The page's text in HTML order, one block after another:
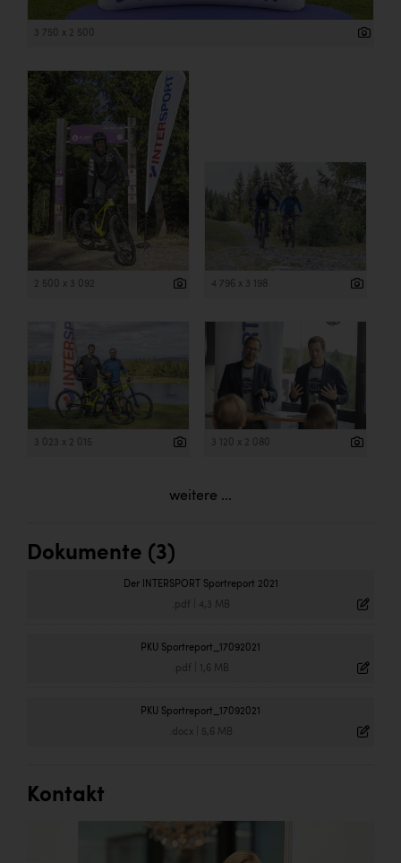
3 750 x 2 500
2 500 x 3 092 4 796 x 3 198
3 023 x 2 015 3 120 x 2 080
weitere ...
Dokumente (3)
Der INTERSPORT Sportreport 2021
.pdf 4,3 MB
PKU Sportreport_17092021
.pdf 1,6 MB
PKU Sportreport_17092021
.docx| 5,6 MB
Kontakt